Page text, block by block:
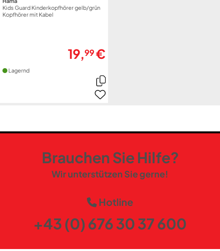
Kids Guard Kinderkopfhörer gelb/grün
Kopfhörer mit Kabel
19,99€
Lagernd
Brauchen Sie Hilfe?
Wir unterstützen Sie gerne!
Hotline
+43 (0) 676 30 37 600